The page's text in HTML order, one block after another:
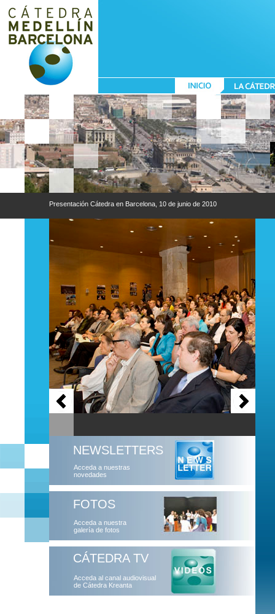
Presentación Cátedra en Barcelona, 10 de junio de 2010
NEWSLETTERS
Acceda a nuestras
novedades
FOTOS
Acceda a nuestra
galería de fotos
CÁTEDRA TV
Acceda al canal audiovisual
de Cátedra Kreanta